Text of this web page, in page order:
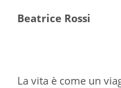
Beatrice Rossi
La vita è come un